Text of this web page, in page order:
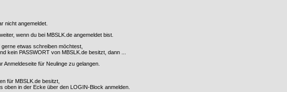
nicht angemeldet.
wenn du bei MBSLK.de angemeldet bist.
etwas schreiben möchtest,
kein PASSWORT von MBSLK.de besitzt, dann ...
Anmeldeseite für Neulinge zu gelangen.
für MBSLK.de besitzt,
oben in der Ecke über den LOGIN-Block anmelden.